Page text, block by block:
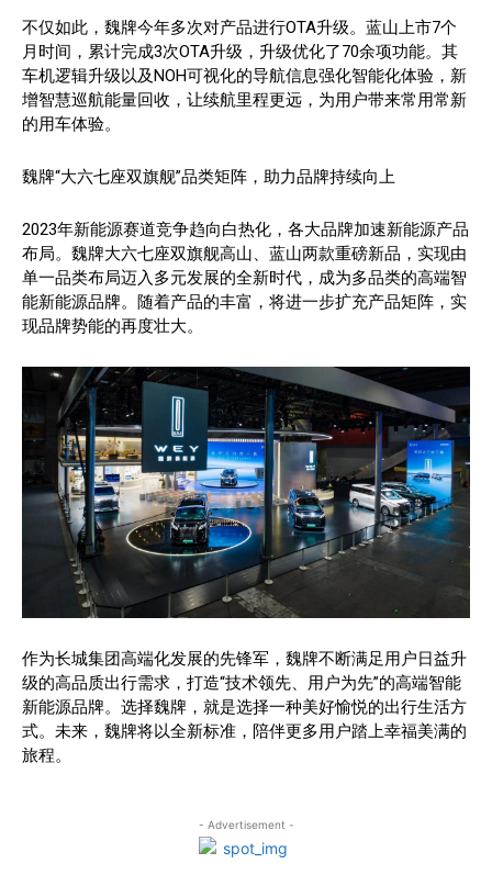
不仅如此，魏牌今年多次对产品进行OTA升级。蓝山上市7个
月时间，累计完成3次OTA升级，升级优化了70余项功能。其
车机逻辑升级以及NOH可视化的导航信息强化智能化体验，新
增智慧巡航能量回收，让续航里程更远，为用户带来常用常新
的用车体验。
魏牌“大六七座双旗舰”品类矩阵，助力品牌持续向上
2023年新能源赛道竞争趋向白热化，各大品牌加速新能源产品
布局。魏牌大六七座双旗舰高山、蓝山两款重磅新品，实现由
单一品类布局迈入多元发展的全新时代，成为多品类的高端智
能新能源品牌。随着产品的丰富，将进一步扩充产品矩阵，实
现品牌势能的再度壮大。
作为长城集团高端化发展的先锋军，魏牌不断满足用户日益升
级的高品质出行需求，打造“技术领先、用户为先”的高端智能
新能源品牌。选择魏牌，就是选择一种美好愉悦的出行生活方
式。未来，魏牌将以全新标准，陪伴更多用户踏上幸福美满的
旅程。
- Advertisement -